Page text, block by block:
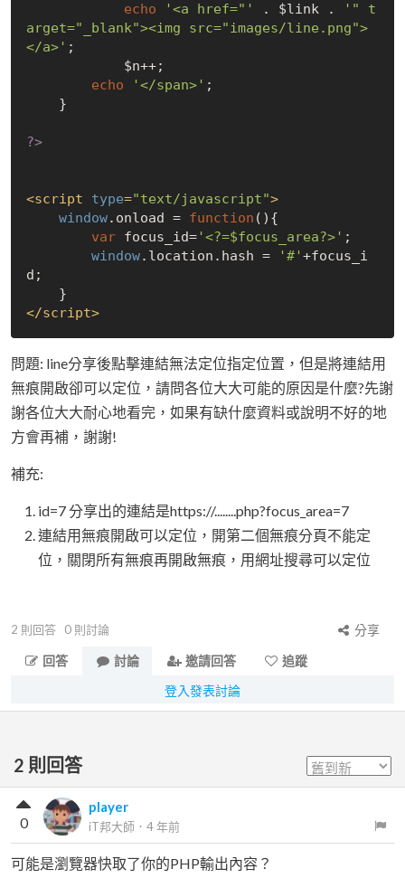
echo
'<a href="' . $link .
'" t
arget="_blank"><img src="images/line.png">
</a>' ;
echo
'</span>' ;
?>
<script type="text/javascript">
window.onload = function ( ) {
var focus_id='<?=$focus_area?>' ;
window.location.hash = '#' +focus_i
d;
</script>
問題: line分享後點擊連結無法定位指定位置，但是將連結用
無痕開啟卻可以定位，請問各位大大可能的原因是什麼?先謝
謝各位大大耐心地看完，如果有缺什麼資料或說明不好的地
方會再補，謝謝!
補充:
id=7 分享出的連結是https://........php?focus_area=7
連結用無痕開啟可以定位，開第二個無痕分頁不能定
位，關閉所有無痕再開啟無痕，用網址搜尋可以定位
2 則回答 0 則討論
分享
回答
討論 邀請回答
追蹤
登入發表討論
2 則回答
player
iT邦大師 ． 4 年前
0
可能是瀏覽器快取了你的PHP輸出內容？